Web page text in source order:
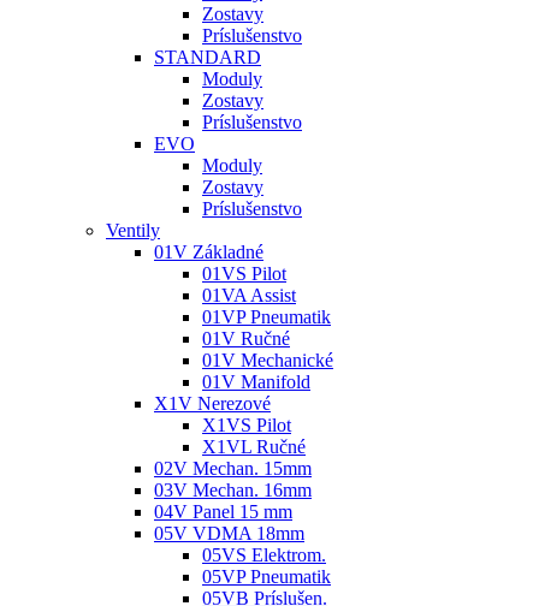
Zostavy
Príslušenstvo
STANDARD
Moduly
Zostavy
Príslušenstvo
EVO
Moduly
Zostavy
Príslušenstvo
Ventily
01V Základné
01VS Pilot
01VA Assist
01VP Pneumatik
01V Ručné
01V Mechanické
01V Manifold
X1V Nerezové
X1VS Pilot
X1VL Ručné
02V Mechan. 15mm
03V Mechan. 16mm
04V Panel 15 mm
05V VDMA 18mm
05VS Elektrom.
05VP Pneumatik
05VB Príslušen.